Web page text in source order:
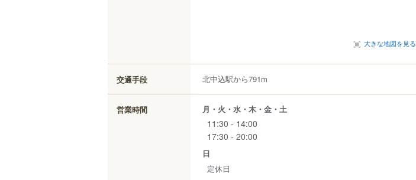
大きな地図を見る
交通手段 北中込駅から791m
営業時間 月・火・水・木・金・土
11:30 - 14:00
17:30 - 20:00
日
定休日